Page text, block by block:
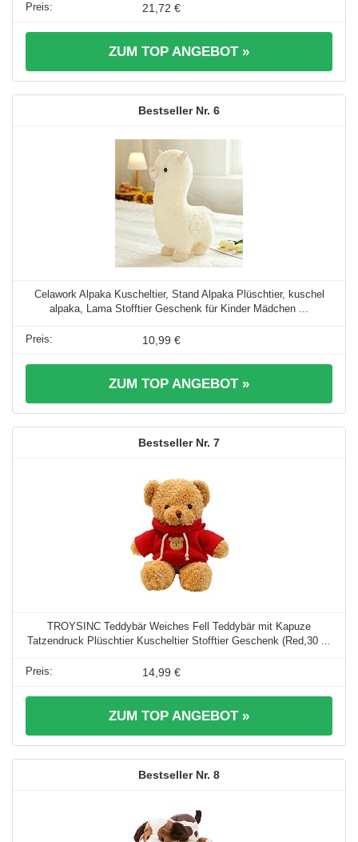
21,72 €
ZUM TOP ANGEBOT »
6
Celawork Alpaka Kuscheltier, Stand Alpaka Plüschtier, kuschel
alpaka, Lama Stofftier Geschenk für Kinder Mädchen ...
10,99 €
ZUM TOP ANGEBOT »
7
TROYSINC Teddybär Weiches Fell Teddybär mit Kapuze
Tatzendruck Plüschtier Kuscheltier Stofftier Geschenk (Red,30 ...
14,99 €
ZUM TOP ANGEBOT »
8